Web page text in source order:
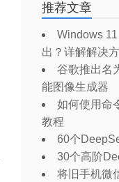
推荐文章
Windows
出？详解解决
谷歌推出名
能图像生成器
如何使用命
教程
60个
30个高阶
将旧手机微